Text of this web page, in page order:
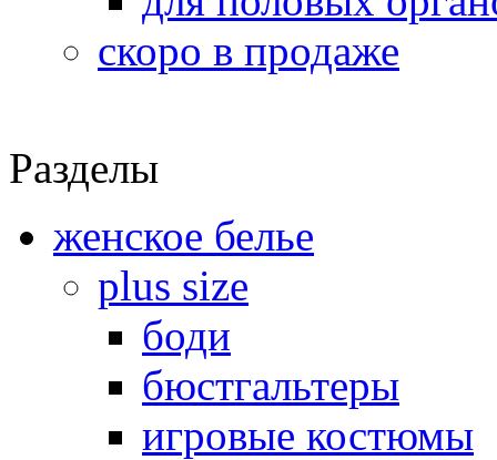
скоро в продаже
Разделы
женское белье
plus size
боди
бюстгальтеры
игровые костюмы